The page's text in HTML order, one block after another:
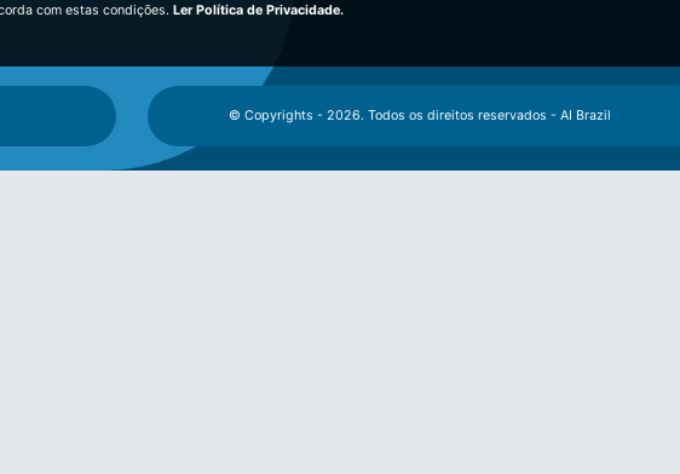
© Copyrights - 2026. Todos os direitos reservados - AI Brazil
com estas condições. Ler Política de Privacidade.